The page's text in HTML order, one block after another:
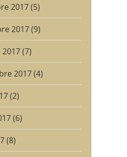
2017 (5)
2017 (9)
(7)
2017 (4)
(2)
(6)
(8)